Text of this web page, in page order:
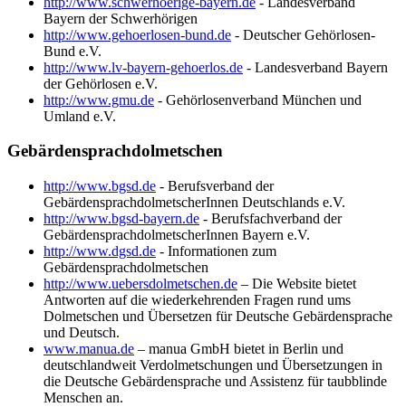
Bayern der Schwerhörigen
http://www.gehoerlosen-bund.de - Deutscher Gehörlosen-
Bund e.V.
http://www.lv-bayern-gehoerlos.de - Landesverband Bayern
der Gehörlosen e.V.
http://www.gmu.de - Gehörlosenverband München und
Umland e.V.
Gebärdensprachdolmetschen
http://www.bgsd.de - Berufsverband der
GebärdensprachdolmetscherInnen Deutschlands e.V.
http://www.bgsd-bayern.de - Berufsfachverband der
GebärdensprachdolmetscherInnen Bayern e.V.
http://www.dgsd.de - Informationen zum
Gebärdensprachdolmetschen
http://www.uebersdolmetschen.de – Die Website bietet
Antworten auf die wiederkehrenden Fragen rund ums
Dolmetschen und Übersetzen für Deutsche Gebärdensprache
und Deutsch.
www.manua.de – manua GmbH bietet in Berlin und
deutschlandweit Verdolmetschungen und Übersetzungen in
die Deutsche Gebärdensprache und Assistenz für taubblinde
Menschen an.